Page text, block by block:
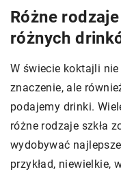
Różne
różnych
W świecie koktajli
znaczenie, ale
podajemy drinki.
różne rodzaje szkła
wydobywać
przykład, niewielkie,